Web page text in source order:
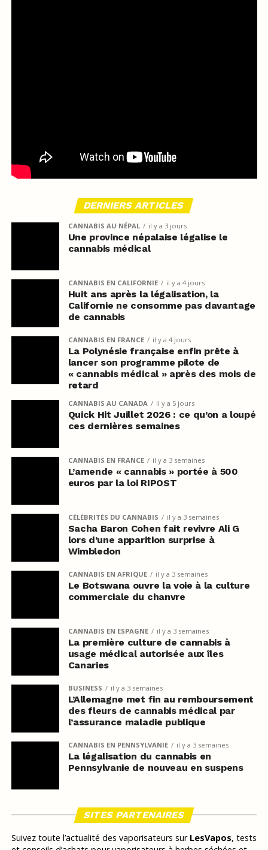
DERNIERS ARTICLES
CANNABIS AU NÉPAL il y a 3 jours
Une province népalaise légalise le
cannabis médical
CANNABIS EN CALIFORNIE il y a 4 jours
Huit ans après la légalisation, la
Californie ne consomme pas davantage
de cannabis
CANNABIS EN FRANCE il y a 4 jours
La Polynésie française enfin prête à
lancer son programme pilote de
« cannabis médical » après des mois de
retard
CANNABIS AU CANADA il y a 5 jours
Quick Hit Juillet 2026 : ce qu’on a loupé
ces dernières semaines
CANNABIS EN FRANCE il y a 3 semaines
L’amende « cannabis » portée à 500
euros par la loi RIPOST
CÉLÉBRITÉS DU CANNABIS il y a 3 semaines
Sacha Baron Cohen fait revivre Ali G
lors d’une apparition surprise à
Wimbledon
CANNABIS EN AFRIQUE il y a 3 semaines
Le Botswana ouvre la voie à la culture
commerciale du chanvre
CANNABIS EN ESPAGNE il y a 3 semaines
La première culture de cannabis à
usage médical autorisée aux îles
Canaries
BUSINESS il y a 3 semaines
L’Allemagne met fin au remboursement
des fleurs de cannabis médical par
l’assurance maladie publique
CANNABIS EN PENNSYLVANIE il y a 3 semaines
La légalisation du cannabis en
Pennsylvanie de nouveau en suspens
SITES PARTENAIRES
Suivez toute l’actualité des vaporisateurs sur LesVapos, tests